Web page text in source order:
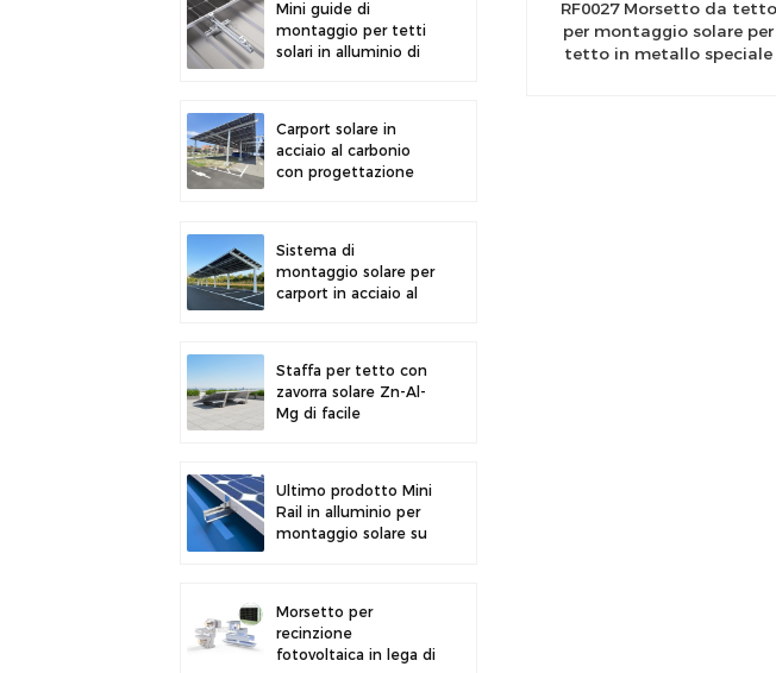
RF0027 Morsetto da tetto
per montaggio solare per
tetto in metallo speciale
recinzione.
Mini guide di
montaggio per tetti
solari in alluminio di
Carport solare in
acciaio al carbonio
con progettazione
Sistema di
montaggio solare per
carport in acciaio al
solari
Staffa per tetto con
zavorra solare Zn-Al-
Mg di facile
Ultimo prodotto Mini
Rail in alluminio per
montaggio solare su
Morsetto per
recinzione
fotovoltaica in lega di